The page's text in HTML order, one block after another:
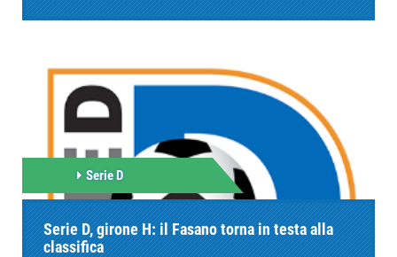
Serie D
Serie D, girone H: il Fasano torna in testa alla
classifica